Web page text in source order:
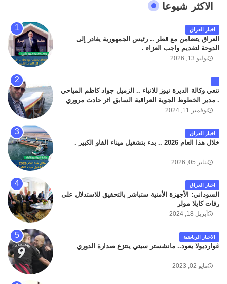
الاكثر شيوعا
اخبار العراق
العراق يتضامن مع قطر .. رئيس الجمهورية يغادر إلى
الدوحة لتقديم واجب العزاء .
يوليو 13, 2026
تنعي وكالة الديرة نيوز للانباء .. الزميل جواد كاظم المياحي
. مدير الخطوط الجوية العراقية السابق اثر حادث مروري
داخل مطار البصرة الدولي اليوم الاثنين على الطريق
كان سبب الحادث يعود لتصادم عجلته مع عجلة نوع كيا بنكو
تابعة لشركة الهلال الماسكة لإعمار مطار البصرة الدولي .
سائلين الله عز وجل ان يتغمد الفقيد بواسع رحمته ، و انا
نوفمبر 11, 2024
اخبار العراق
خلال هذا العام 2026 .. بدء بتشغيل ميناء الفاو الكبير .
يناير 05, 2026
اخبار العراق
السوداني: الأجهزة الأمنية ستباشر بالتحقيق للاستدلال على
رفات كايلا مولر
أبريل 18, 2024
الاخبار الرياضية
غوارديولا يعود.. مانشستر سيتي ينتزع صدارة الدوري
مايو 02, 2023